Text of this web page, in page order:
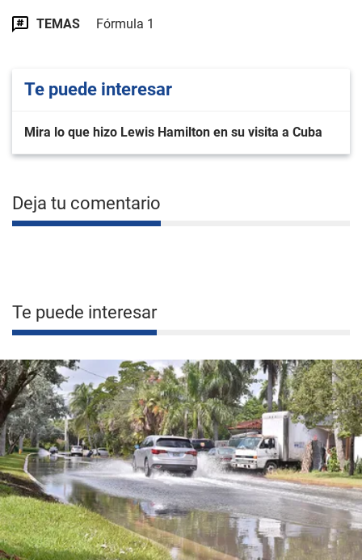
TEMAS Fórmula 1
Te puede interesar
Mira lo que hizo Lewis Hamilton en su visita a Cuba
Deja tu comentario
Te puede interesar